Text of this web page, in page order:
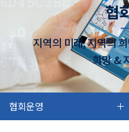
협
지역의 미래, 지역의
희망 &
협회운영